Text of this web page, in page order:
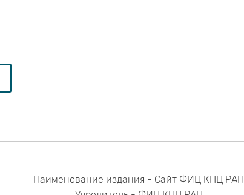
Наименование издания - Сайт ФИЦ КНЦ РАН